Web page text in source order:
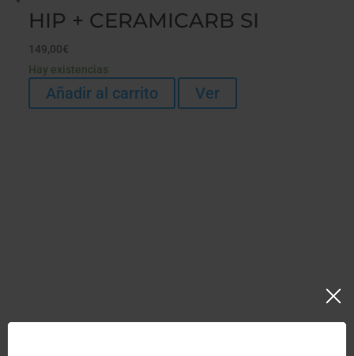
HIP + CERAMICARB SI
149,00€
Hay existencias
Añadir al carrito Ver